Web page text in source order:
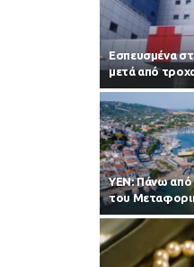
Εσπευσμένα
μετά από
ΥΕΝ: Πάνω από
του